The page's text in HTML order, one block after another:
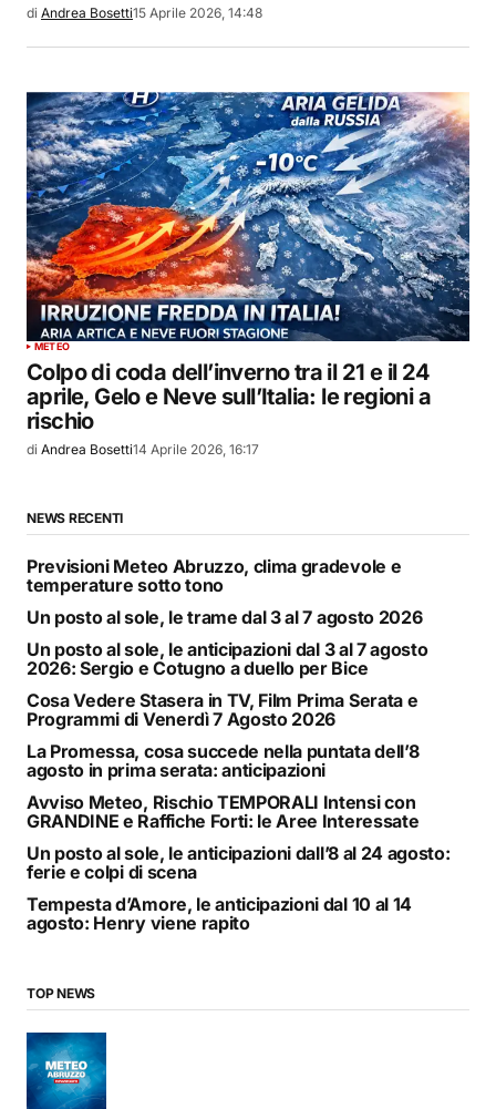
di Andrea Bosetti15 Aprile 2026, 14:48
METEO
Colpo di coda dell’inverno tra il 21 e il 24
aprile, Gelo e Neve sull’Italia: le regioni a
rischio
di Andrea Bosetti14 Aprile 2026, 16:17
NEWS RECENTI
Previsioni Meteo Abruzzo, clima gradevole e
temperature sotto tono
Un posto al sole, le trame dal 3 al 7 agosto 2026
Un posto al sole, le anticipazioni dal 3 al 7 agosto
2026: Sergio e Cotugno a duello per Bice
Cosa Vedere Stasera in TV, Film Prima Serata e
Programmi di Venerdì 7 Agosto 2026
La Promessa, cosa succede nella puntata dell’8
agosto in prima serata: anticipazioni
Avviso Meteo, Rischio TEMPORALI Intensi con
GRANDINE e Raffiche Forti: le Aree Interessate
Un posto al sole, le anticipazioni dall’8 al 24 agosto:
ferie e colpi di scena
Tempesta d’Amore, le anticipazioni dal 10 al 14
agosto: Henry viene rapito
TOP NEWS